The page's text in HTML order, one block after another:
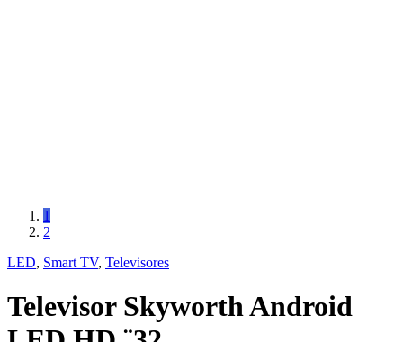
1
2
LED, Smart TV, Televisores
Televisor Skyworth Android